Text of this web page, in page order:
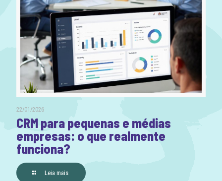
22/01/2026
CRM para pequenas e médias
empresas: o que realmente
funciona?
Leia mais